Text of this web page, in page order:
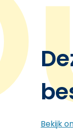
Bekijk